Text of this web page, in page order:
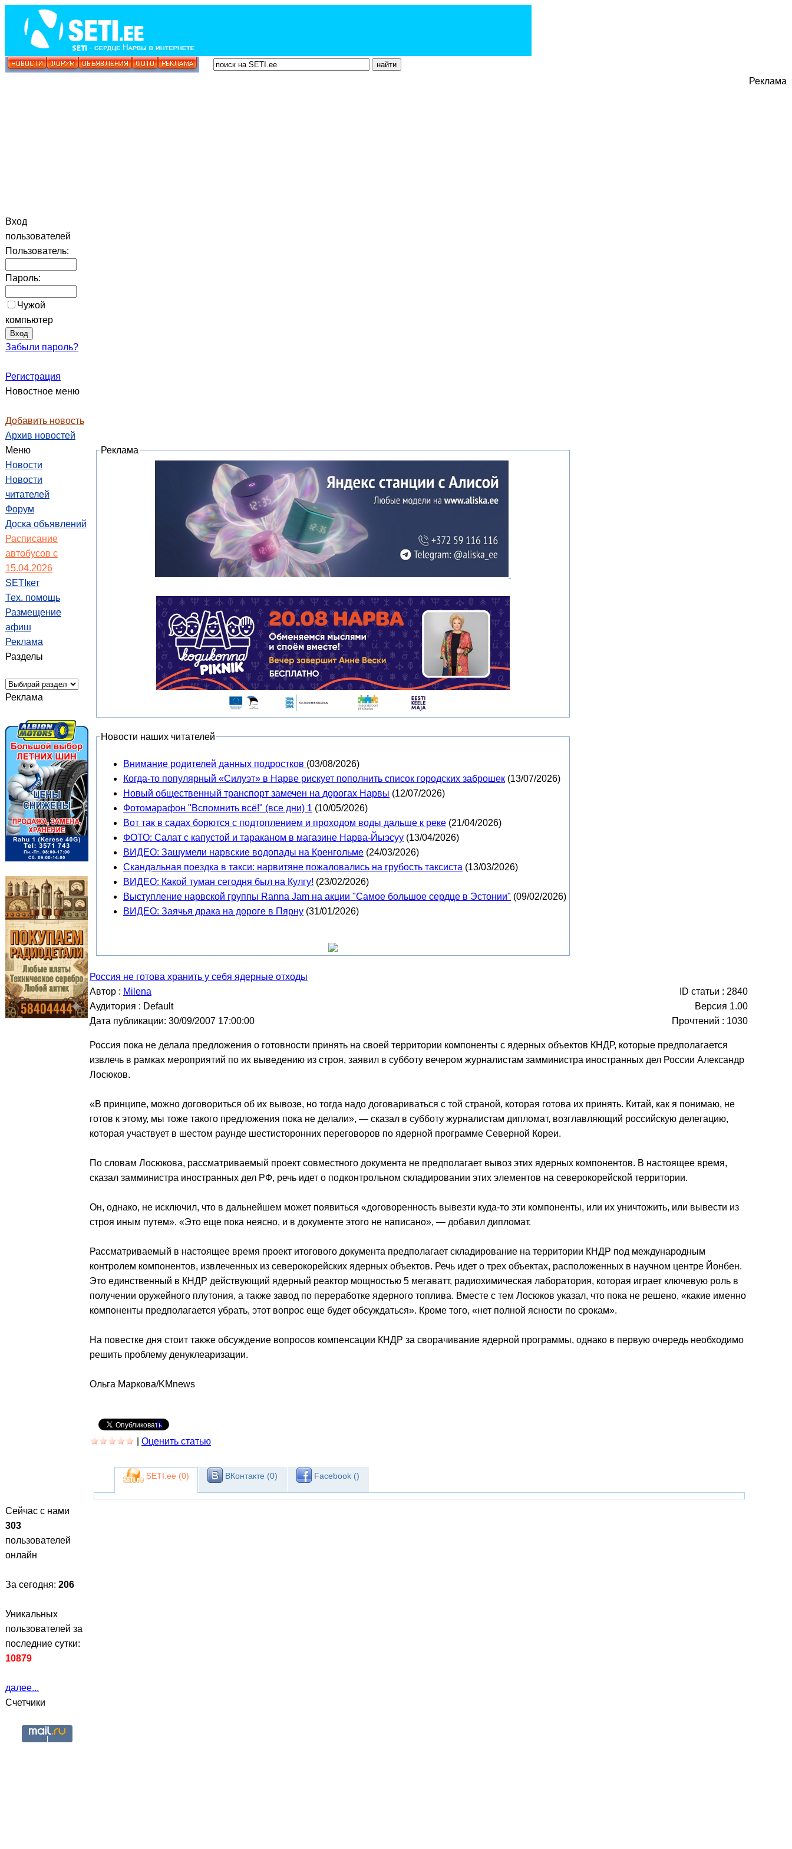
Вход
пользователей
Пользователь:
Пароль:
Чужой
компьютер
Забыли пароль?
Регистрация
Новостное меню
Добавить новость
Архив новостей
Меню
Новости
Новости
читателей
Форум
Доска объявлений
Расписание
автобусов с
15.04.2026
SETIкет
Тех. помощь
Размещение
афиш
Реклама
Разделы
Реклама
Сейчас с нами
303
пользователей
онлайн
За сегодня: 206
Уникальных
пользователей за
последние сутки:
10879
далее...
Счетчики
Реклама
Новости наших читателей
Внимание родителей данных подростков (03/08/2026)
Когда-то популярный «Силуэт» в Нарве рискует пополнить список городских заброшек (13/07/2026)
Новый общественный транспорт замечен на дорогах Нарвы (12/07/2026)
Фотомарафон "Вспомнить всё!" (все дни) 1 (10/05/2026)
Вот так в садах борются с подтоплением и проходом воды дальше к реке (21/04/2026)
ФОТО: Салат с капустой и тараканом в магазине Нарва-Йыэсуу (13/04/2026)
ВИДЕО: Зашумели нарвские водопады на Кренгольме (24/03/2026)
Скандальная поездка в такси: нарвитяне пожаловались на грубость таксиста (13/03/2026)
ВИДЕО: Какой туман сегодня был на Кулгу! (23/02/2026)
Выступление нарвской группы Ranna Jam на акции "Самое большое сердце в Эстонии" (09/02/2026)
ВИДЕО: Заячья драка на дороге в Пярну (31/01/2026)
Россия не готова хранить у себя ядерные отходы
Автор : Milena
ID статьи : 2840
Аудитория : Default
Версия 1.00
Дата публикации: 30/09/2007 17:00:00
Прочтений : 1030
Россия пока не делала предложения о готовности принять на своей территории компоненты с ядерных объектов КНДР, которые предполагается
извлечь в рамках мероприятий по их выведению из строя, заявил в субботу вечером журналистам замминистра иностранных дел России Александр
Лосюков.
«В принципе, можно договориться об их вывозе, но тогда надо договариваться с той страной, которая готова их принять. Китай, как я понимаю, не
готов к этому, мы тоже такого предложения пока не делали», — сказал в субботу журналистам дипломат, возглавляющий российскую делегацию,
которая участвует в шестом раунде шестисторонних переговоров по ядерной программе Северной Кореи.
По словам Лосюкова, рассматриваемый проект совместного документа не предполагает вывоз этих ядерных компонентов. В настоящее время,
сказал замминистра иностранных дел РФ, речь идет о подконтрольном складировании этих элементов на северокорейской территории.
Он, однако, не исключил, что в дальнейшем может появиться «договоренность вывезти куда-то эти компоненты, или их уничтожить, или вывести из
строя иным путем». «Это еще пока неясно, и в документе этого не написано», — добавил дипломат.
Рассматриваемый в настоящее время проект итогового документа предполагает складирование на территории КНДР под международным
контролем компонентов, извлеченных из северокорейских ядерных объектов. Речь идет о трех объектах, расположенных в научном центре Йонбен.
Это единственный в КНДР действующий ядерный реактор мощностью 5 мегаватт, радиохимическая лаборатория, которая играет ключевую роль в
получении оружейного плутония, а также завод по переработке ядерного топлива. Вместе с тем Лосюков указал, что пока не решено, «какие именно
компоненты предполагается убрать, этот вопрос еще будет обсуждаться». Кроме того, «нет полной ясности по срокам».
На повестке дня стоит также обсуждение вопросов компенсации КНДР за сворачивание ядерной программы, однако в первую очередь необходимо
решить проблему денуклеаризации.
Ольга Маркова/KMnews
0
Оценить статью
SETI.ee (0) ВКонтакте (0) Facebook ()
Реклама